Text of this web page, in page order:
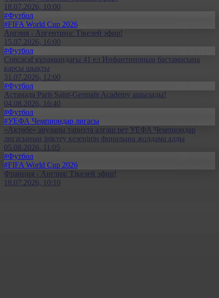
18.07.2026, 10:00
#Футбол
#FIFA World Cup 2026
Англия - Аргентина: Тікелей эфир!
15.07.2026, 16:00
#Футбол
Concacaf құрамындағы 41 ел Инфантиноның бастамасына
қарсы шықты
31.07.2026, 12:00
#Футбол
Астанада Paris Saint-Germain Academy ашылады!
04.08.2026, 16:40
#Футбол
#УЕФА Чемпиондар лигасы
«Ақтөбе» арулары тарихта алғаш рет УЕФА Чемпиондар
лигасының іріктеу кезеңінің финалына жолдама алды
05.08.2026, 11:05
#Футбол
#FIFA World Cup 2026
Франция - Англия: Тікелей эфир!
18.07.2026, 10:10